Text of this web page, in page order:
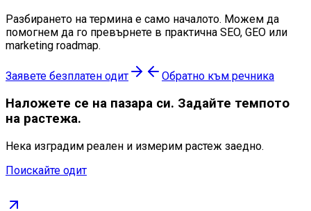
Разбирането на термина е само началото. Можем да
помогнем да го превърнете в практична SEO, GEO или
marketing roadmap.
Заявете безплатен одит Обратно към речника
Наложете се на пазара си. Задайте темпото
на растежа.
Нека изградим реален и измерим растеж заедно.
Поискайте одит